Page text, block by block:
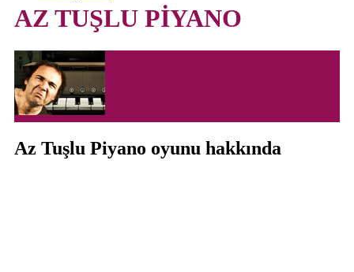
AZ TUŞLU PİYANO
Az Tuşlu Piyano oyunu hakkında